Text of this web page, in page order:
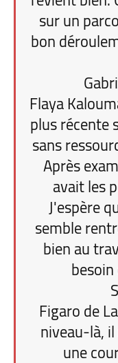
sur un
bon
Flaya
plus récente
sans
Après
avait les
J'espère
semble
bien au
Figaro de
niveau-là,
une